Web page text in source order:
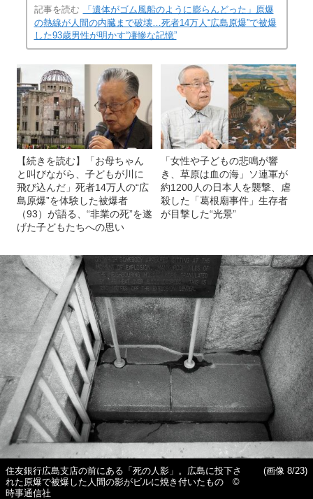
記事を読む
「遺体がゴム風船のように膨らんどった」原爆
の熱線が人間の内臓まで破壊…死者14万人“広島原爆”で被爆
した93歳男性が明かす“凄惨な記憶”
【続きを読む】「お母ちゃん
と叫びながら、子どもが川に
飛び込んだ」死者14万人の“広
島原爆”を体験した被爆者
（93）が語る、“非業の死”を遂
げた子どもたちへの思い
「女性や子どもの悲鳴が響
き、草原は血の海」ソ連軍が
約1200人の日本人を襲撃、虐
殺した「葛根廟事件」生存者
が目撃した“光景”
住友銀行広島支店の前にある「死の人影」。広島に投下さ
れた原爆で被爆した人間の影がビルに焼き付いたもの ©
時事通信社
(画像 8/23)